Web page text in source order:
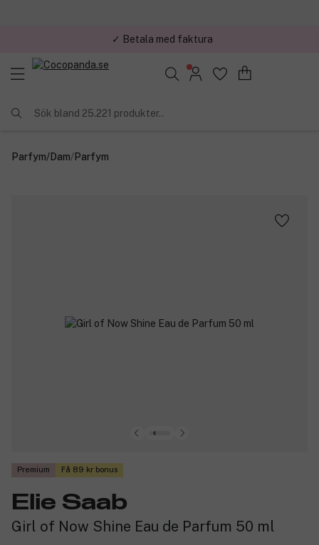
✓ Trygg E-handel
Sök bland 25.221 produkter..
Parfym/Dam/Parfym
Premium Få 89 kr bonus
Elie Saab
Girl of Now Shine Eau de Parfum 50 ml